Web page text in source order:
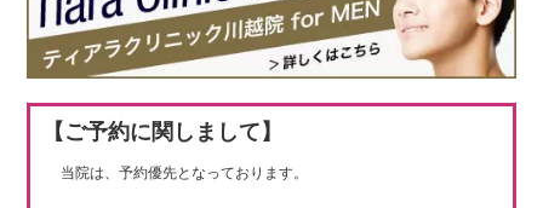
【ご予約に関しまして】
当院は、予約優先となっております。